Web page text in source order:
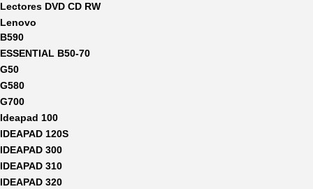
Lectores DVD CD RW
Lenovo
B590
ESSENTIAL B50-70
G50
G580
G700
Ideapad 100
IDEAPAD 120S
IDEAPAD 300
IDEAPAD 310
IDEAPAD 320